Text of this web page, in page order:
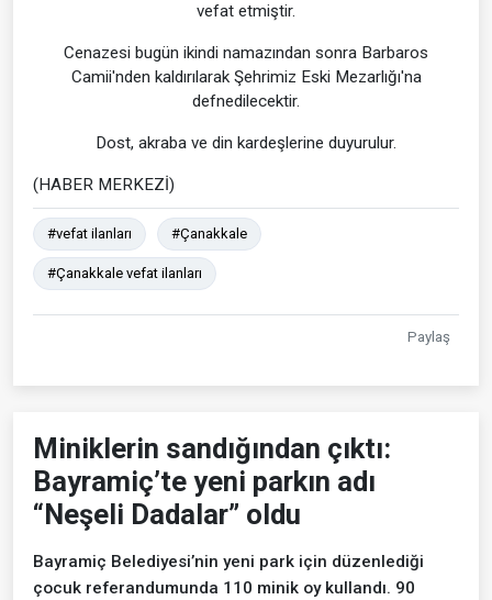
vefat etmiştir.
Cenazesi bugün ikindi namazından sonra Barbaros
Camii'nden kaldırılarak Şehrimiz Eski Mezarlığı'na
defnedilecektir.
Dost, akraba ve din kardeşlerine duyurulur.
(HABER MERKEZİ)
#vefat ilanları #Çanakkale
#Çanakkale vefat ilanları
Paylaş
Miniklerin sandığından çıktı:
Bayramiç’te yeni parkın adı
“Neşeli Dadalar” oldu
Bayramiç Belediyesi’nin yeni park için düzenlediği
çocuk referandumunda 110 minik oy kullandı. 90